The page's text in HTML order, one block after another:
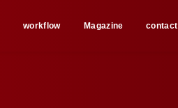
workflow Magazine contact